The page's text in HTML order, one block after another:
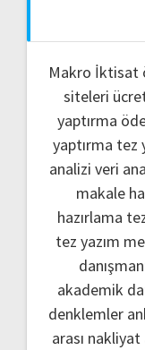
Makro İktisat
siteleri
yaptırma
yaptırma tez
analizi veri
makale
hazırlama
tez yazım
akademik
denklemler
arası